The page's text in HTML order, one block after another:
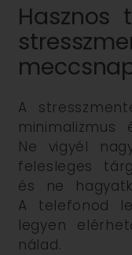
Hasznos
A
minimalizmus
Ne vigyél
felesleges
és ne
A telefonod
legyen
nálad.